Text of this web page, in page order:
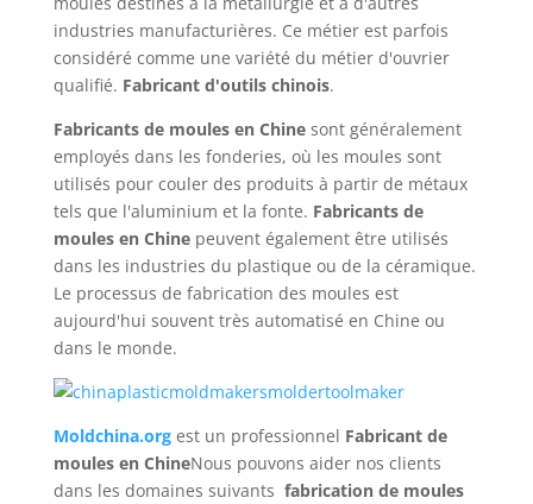
industries manufacturières. Ce métier est parfois
considéré comme une variété du métier d'ouvrier
qualifié. Fabricant d'outils chinois.
Fabricants de moules en Chinesont généralement
employés dans les fonderies, où les moules sont
utilisés pour couler des produits à partir de métaux
tels que l'aluminium et la fonte. Fabricants de
moules en Chinepeuvent également être utilisés
dans les industries du plastique ou de la céramique.
Le processus de fabrication des moules est
aujourd'hui souvent très automatisé en Chine ou
dans le monde.
Moldchina.orgest un professionnel Fabricant de
moules en ChineNous pouvons aider nos clients
dans les domaines suivants fabrication de moules